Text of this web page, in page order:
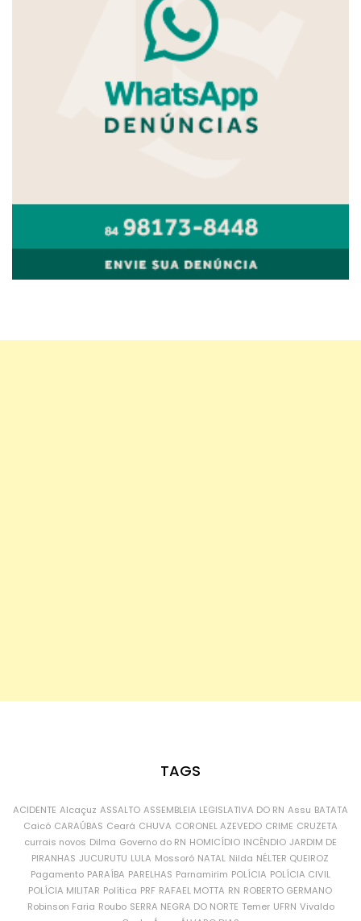
TAGS
ACIDENTE Alcaçuz ASSALTO ASSEMBLEIA LEGISLATIVA DO RN Assu BATATA
Caicó CARAÚBAS Ceará CHUVA CORONEL AZEVEDO CRIME CRUZETA
currais novos Dilma Governo do RN HOMICÍDIO INCÊNDIO JARDIM DE
PIRANHAS JUCURUTU LULA Mossoró NATAL Nilda NÉLTER QUEIROZ
Pagamento PARAÍBA PARELHAS Parnamirim POLÍCIA POLÍCIA CIVIL
POLÍCIA MILITAR Política PRF RAFAEL MOTTA RN ROBERTO GERMANO
Robinson Faria Roubo SERRA NEGRA DO NORTE Temer UFRN Vivaldo